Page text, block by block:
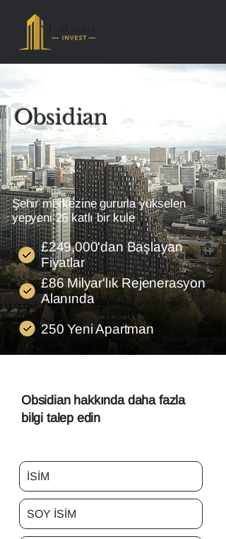
Obsidian
Şehir merkezine gururla yükselen
yepyeni 26 katlı bir kule
£249,000'dan Başlayan
Fiyatlar
£86 Milyar'lık Rejenerasyon
Alanında
250 Yeni Apartman
Obsidian hakkında daha fazla
bilgi talep edin